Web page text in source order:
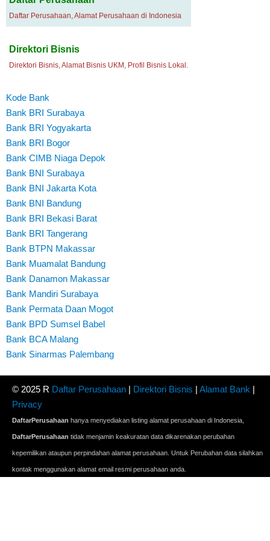
Daftar Perusahaan, Alamat Perusahaan di Indonesia
Direktori Bisnis
Direktori Bisnis, Alamat Bisnis UKM, Profil Bisnis Lokal.
Kode Bank
Bank BRI Surabaya
Bank BRI Yogyakarta
Bank BRI Bogor
Bank CIMB Niaga Depok
Bank BNI Surabaya
Bank BNI Jakarta Kota
Bank BNI Bandung
Bank BRI Bekasi Barat
Bank BRI Tangerang
Bank BTPN Makassar
Bank Muamalat Bandung
Bank Danamon Makassar
Bank Mandiri Surabaya
Bank Permata Daan Mogot
Bank BPD Sumsel Babel
Bank BCA Malang
Bank Sinarmas Palembang
© 2025 R Daftar Perusahaan | Direktori Bisnis | Alamat Bank |
Privacy
DaftarPerusahaan hanya menyediakan listing alamat perusahaan di Indonesia,
DaftarPerusahaan tidak menjamin keakuratan data dikarenakan perubahan
kepemilikan ataupun perpindahan alamat perusahaan. Untuk Perubahan data silahkan
kontak menggunakan alamat email resmi perusahaan anda.